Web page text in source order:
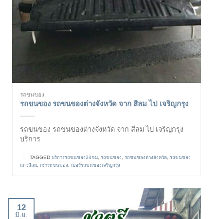
รถขนของ
รถขนของ รถขนของต่างจังหวัด จาก สีลม ไป เจริญกรุง
รถขนของ รถขนของต่างจังหวัด จาก สีลม ไป เจริญกรุง
บริการ
| TAGGED บริการรถขนของ24ชม รถขนของ รถขนของต่างจังหวัด รถขนของ
แถวสีลม เช่ารถขนของ เบอร์รถขนของเจริญกรุง
12
มิ.ย.